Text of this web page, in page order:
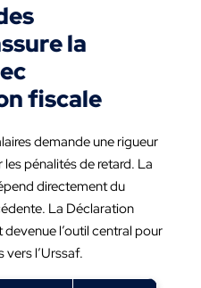
la
fiscale
demande une rigueur
pénalités de retard. La
directement du
La Déclaration
l’outil central pour
l’Urssaf.